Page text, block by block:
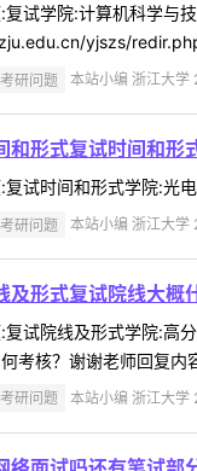
复试学院:计算机科学与
yjszs/
研问题 本站小编 浙江大
和形式复试时间和形
复试时间和形式学院:光
研问题 本站小编 浙江大
及形式复试院线大概
复试院线及形式学院:高
考核？谢谢老师回复内
研问题 本站小编 浙江大